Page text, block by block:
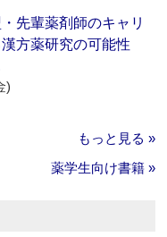
先輩薬剤師のキャリ
漢方薬研究の可能性
)
もっと見る »
薬学生向け書籍 »